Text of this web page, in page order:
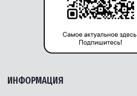
ИНФОРМАЦИЯ